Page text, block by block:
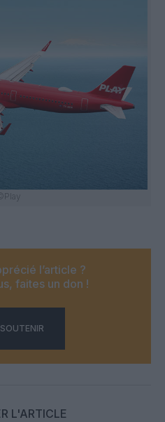
©Play
l’article ?
faites un don !
L'ARTICLE